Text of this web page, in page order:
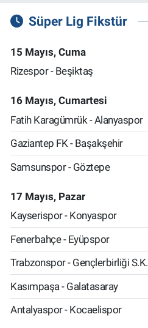
Süper Lig Fikstür
15 Mayıs, Cuma
Rizespor - Beşiktaş
16 Mayıs, Cumartesi
Fatih Karagümrük - Alanyaspor
Gaziantep FK - Başakşehir
Samsunspor - Göztepe
17 Mayıs, Pazar
Kayserispor - Konyaspor
Fenerbahçe - Eyüpspor
Trabzonspor - Gençlerbirliği S.K.
Kasımpaşa - Galatasaray
Antalyaspor - Kocaelispor